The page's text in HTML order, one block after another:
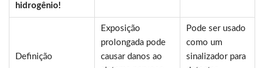
hidrogênio!
Definição
Exposição
prolongada pode
causar danos ao
Pode ser usado
como um
sinalizador para